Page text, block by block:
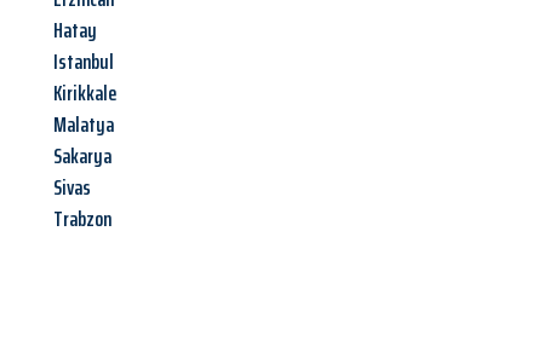
Hatay
Istanbul
Kirikkale
Malatya
Sakarya
Sivas
Trabzon